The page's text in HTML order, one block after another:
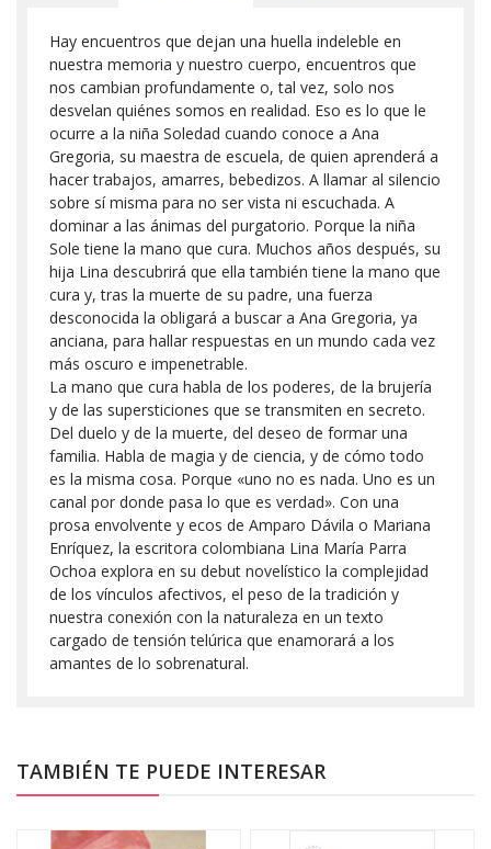
Hay encuentros que dejan una huella indeleble en
nuestra memoria y nuestro cuerpo, encuentros que
nos cambian profundamente o, tal vez, solo nos
desvelan quiénes somos en realidad. Eso es lo que le
ocurre a la niña Soledad cuando conoce a Ana
Gregoria, su maestra de escuela, de quien aprenderá a
hacer trabajos, amarres, bebedizos. A llamar al silencio
sobre sí misma para no ser vista ni escuchada. A
dominar a las ánimas del purgatorio. Porque la niña
Sole tiene la mano que cura. Muchos años después, su
hija Lina descubrirá que ella también tiene la mano que
cura y, tras la muerte de su padre, una fuerza
desconocida la obligará a buscar a Ana Gregoria, ya
anciana, para hallar respuestas en un mundo cada vez
más oscuro e impenetrable.
La mano que cura habla de los poderes, de la brujería
y de las su­persticiones que se transmiten en secreto.
Del duelo y de la muerte, del deseo de formar una
familia. Habla de magia y de ciencia, y de cómo todo
es la misma cosa. Porque «uno no es nada. Uno es un
canal por donde pasa lo que es verdad». Con una
prosa envolvente y ecos de Amparo Dávila o Ma­riana
Enríquez, la escritora colombiana Lina María Parra
Ochoa explora en su debut novelístico la complejidad
de los vínculos afectivos, el peso de la tradición y
nuestra conexión con la naturaleza en un texto
cargado de tensión telúrica que enamorará a los
amantes de lo sobrenatural.
TAMBIÉN TE PUEDE INTERESAR